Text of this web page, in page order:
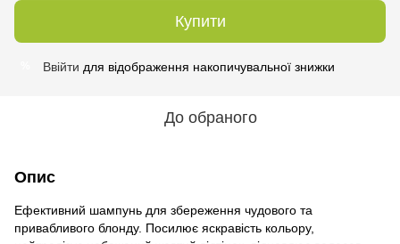
Купити
Ввійти для відображення накопичувальної знижки
До обраного
Опис
Ефективний шампунь для збереження чудового та
привабливого блонду. Посилює яскравість кольору,